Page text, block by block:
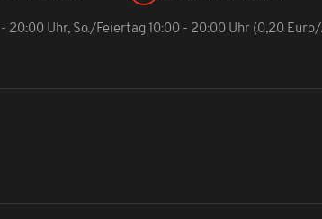
20:00 Uhr, So./Feiertag 10:00 - 20:00 Uhr (0,20